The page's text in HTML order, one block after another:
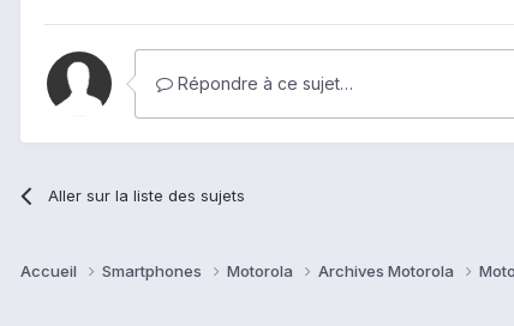
Répondre à ce sujet…
Aller sur la liste des sujets
Accueil Smartphones Motorola Archives Motorola